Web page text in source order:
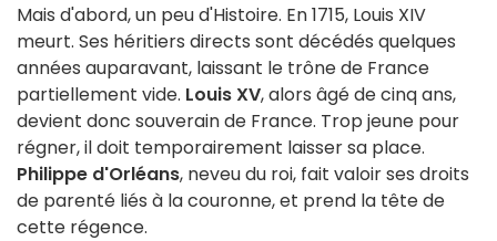
Mais d'abord, un peu d'Histoire. En 1715, Louis XIV
meurt. Ses héritiers directs sont décédés quelques
années auparavant, laissant le trône de France
partiellement vide. Louis XV, alors âgé de cinq ans,
devient donc souverain de France. Trop jeune pour
régner, il doit temporairement laisser sa place.
Philippe d'Orléans, neveu du roi, fait valoir ses droits
de parenté liés à la couronne, et prend la tête de
cette régence.